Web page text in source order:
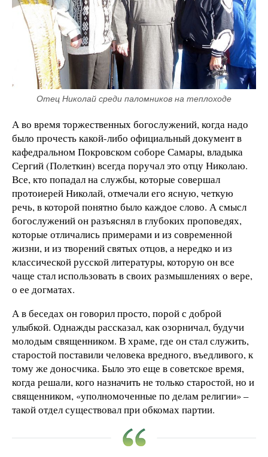
Отец Николай среди паломников на теплоходе
А во время торжественных богослужений, когда надо
было прочесть какой-либо официальный документ в
кафедральном Покровском соборе Самары, владыка
Сергий (Полеткин) всегда поручал это отцу Николаю.
Все, кто попадал на службы, которые совершал
протоиерей Николай, отмечали его ясную, четкую
речь, в которой понятно было каждое слово. А смысл
богослужений он разъяснял в глубоких проповедях,
которые отличались примерами и из современной
жизни, и из творений святых отцов, а нередко и из
классической русской литературы, которую он все
чаще стал использовать в своих размышлениях о вере,
о ее догматах.
А в беседах он говорил просто, порой с доброй
улыбкой. Однажды рассказал, как озорничал, будучи
молодым священником. В храме, где он стал служить,
старостой поставили человека вредного, въедливого, к
тому же доносчика. Было это еще в советское время,
когда решали, кого назначить не только старостой, но и
священником, «уполномоченные по делам религии» –
такой отдел существовал при обкомах партии.